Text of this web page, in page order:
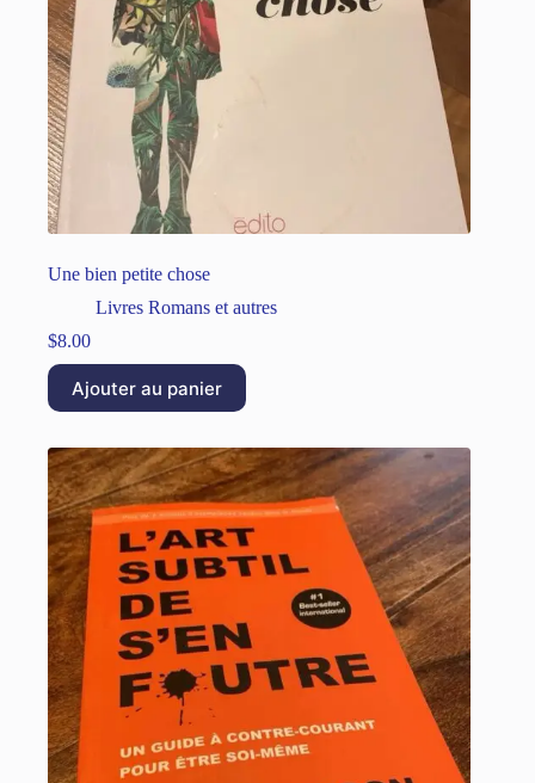
Une bien petite chose
Livres Romans et autres
$8.00
Ajouter au panier